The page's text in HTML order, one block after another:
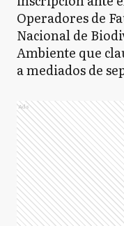
Operadores de
Nacional de
Ambiente que
a mediados de
Ads